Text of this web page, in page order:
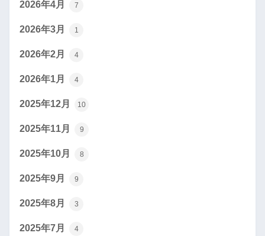
2026年4月 7
2026年3月 1
2026年2月 4
2026年1月 4
2025年12月 10
2025年11月 9
2025年10月 8
2025年9月 9
2025年8月 3
2025年7月 4